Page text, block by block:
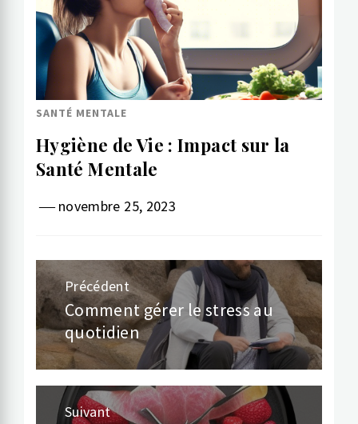
SANTÉ MENTALE
Hygiène de Vie : Impact sur la
Santé Mentale
novembre 25, 2023
Navigation
de
l’article
Précédent
Article
précédent:
Comment gérer le stress au
quotidien
Suivant